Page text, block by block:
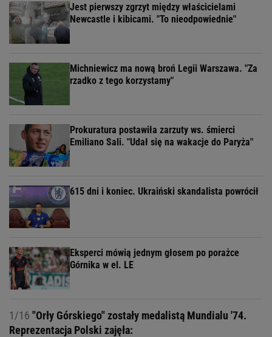
Jest pierwszy zgrzyt między właścicielami
Newcastle i kibicami. "To nieodpowiednie"
Michniewicz ma nową broń Legii Warszawa. "Za
rzadko z tego korzystamy"
Prokuratura postawiła zarzuty ws. śmierci
Emiliano Sali. "Udał się na wakacje do Paryża"
615 dni i koniec. Ukraiński skandalista powrócił
Eksperci mówią jednym głosem po porażce
Górnika w el. LE
1/16 "Orły Górskiego" zostały medalistą Mundialu '74.
Reprezentacja Polski zajęła: